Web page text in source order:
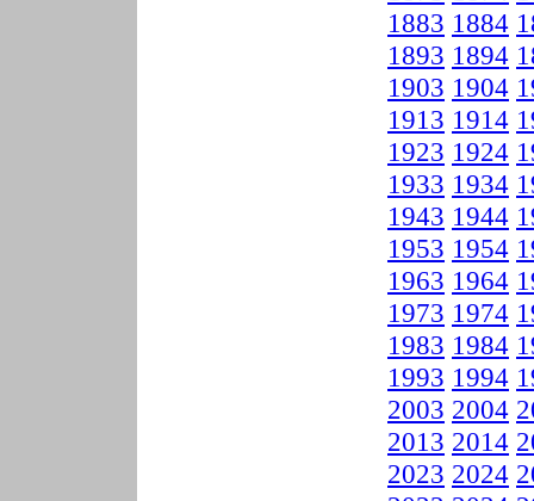
1883 1884
1893 1894
1903 1904
1913 1914
1923 1924
1933 1934
1943 1944
1953 1954
1963 1964
1973 1974
1983 1984
1993 1994
2003 2004
2013 2014
2023 2024